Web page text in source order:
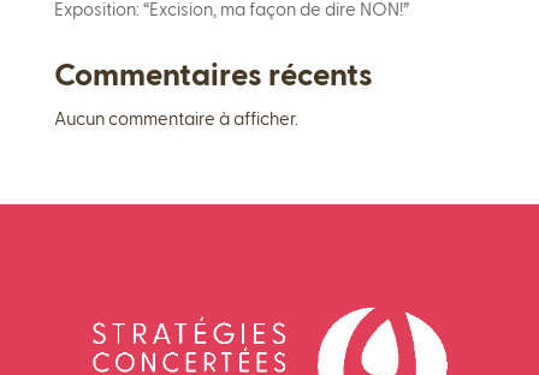
Exposition: “Excision, ma façon de dire NON!”
Commentaires récents
Aucun commentaire à afficher.